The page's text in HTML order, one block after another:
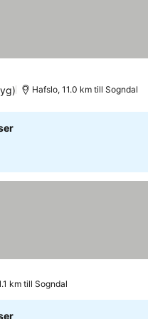
Hafslo, 11.0 km till Sogndal
km till Sogndal